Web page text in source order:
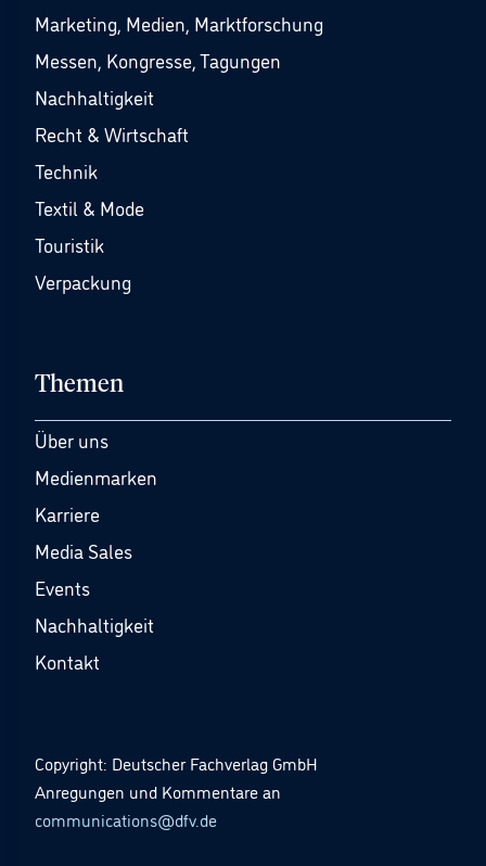
Marketing, Medien, Marktforschung
Messen, Kongresse, Tagungen
Nachhaltigkeit
Recht & Wirtschaft
Technik
Textil & Mode
Touristik
Verpackung
Themen
Über uns
Medienmarken
Karriere
Media Sales
Events
Nachhaltigkeit
Kontakt
Copyright: Deutscher Fachverlag GmbH
Anregungen und Kommentare an
communications@dfv.de